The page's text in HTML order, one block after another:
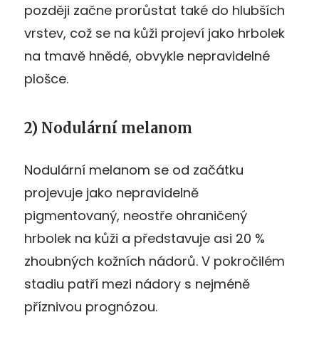
později začne prorůstat také do hlubších
vrstev, což se na kůži projeví jako hrbolek
na tmavě hnědé, obvykle nepravidelné
plošce.
2) Nodulární melanom
Nodulární melanom se od začátku
projevuje jako nepravidelně
pigmentovaný, neostře ohraničený
hrbolek na kůži a představuje asi 20 %
zhoubných kožních nádorů. V pokročilém
stadiu patří mezi nádory s nejméně
příznivou prognózou.